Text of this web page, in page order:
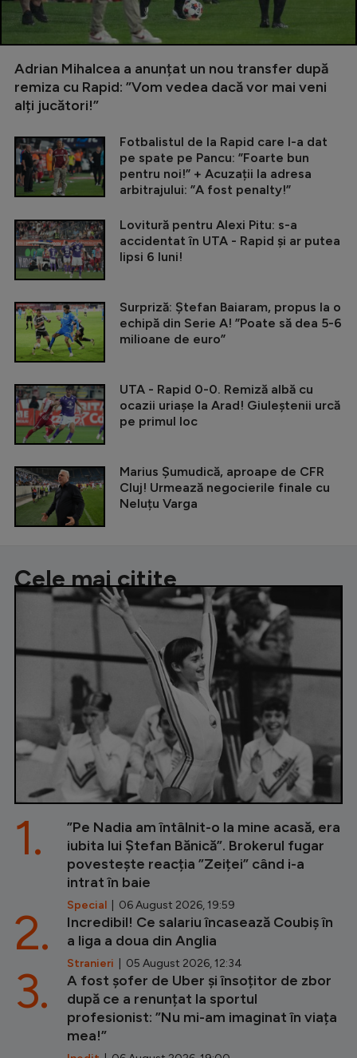
Adrian Mihalcea a anunțat un nou transfer după
remiza cu Rapid: ”Vom vedea dacă vor mai veni
alți jucători!”
Fotbalistul de la Rapid care l-a dat
pe spate pe Pancu: ”Foarte bun
pentru noi!” + Acuzații la adresa
arbitrajului: ”A fost penalty!”
Lovitură pentru Alexi Pitu: s-a
accidentat în UTA - Rapid și ar putea
lipsi 6 luni!
Surpriză: Ștefan Baiaram, propus la o
echipă din Serie A! ”Poate să dea 5-6
milioane de euro”
UTA - Rapid 0-0. Remiză albă cu
ocazii uriașe la Arad! Giuleștenii urcă
pe primul loc
Marius Șumudică, aproape de CFR
Cluj! Urmează negocierile finale cu
Neluțu Varga
Cele mai citite
”Pe Nadia am întâlnit-o la mine acasă, era
iubita lui Ștefan Bănică”. Brokerul fugar
povestește reacția ”Zeiței” când i-a
intrat în baie
Special | 06 August 2026, 19:59
1.
Incredibil! Ce salariu încasează Coubiș în
a liga a doua din Anglia
Stranieri | 05 August 2026, 12:34
2.
A fost șofer de Uber și însoțitor de zbor
după ce a renunțat la sportul
profesionist: ”Nu mi-am imaginat în viața
mea!”
3.